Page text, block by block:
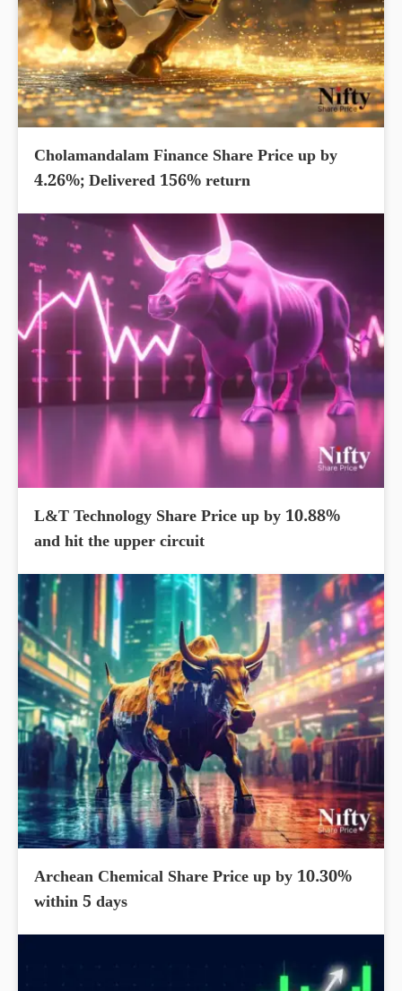
Cholamandalam Finance Share Price up by
4.26%; Delivered 156% return
L&T Technology Share Price up by 10.88%
and hit the upper circuit
Archean Chemical Share Price up by 10.30%
within 5 days